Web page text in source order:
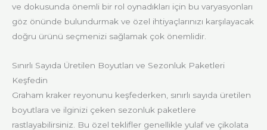
ve dokusunda önemli bir rol oynadıkları için bu varyasyonları
göz önünde bulundurmak ve özel ihtiyaçlarınızı karşılayacak
doğru ürünü seçmenizi sağlamak çok önemlidir.
Sınırlı Sayıda Üretilen Boyutları ve Sezonluk Paketleri
Keşfedin
Graham kraker reyonunu keşfederken, sınırlı sayıda üretilen
boyutlara ve ilginizi çeken sezonluk paketlere
rastlayabilirsiniz. Bu özel teklifler genellikle yulaf ve çikolata